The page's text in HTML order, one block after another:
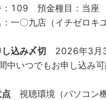
：109 預金種目：当座
：一〇九店（イチゼロ
込み〆切 2026年3月
中いつでもお申し込み可
視聴環境（パソコン